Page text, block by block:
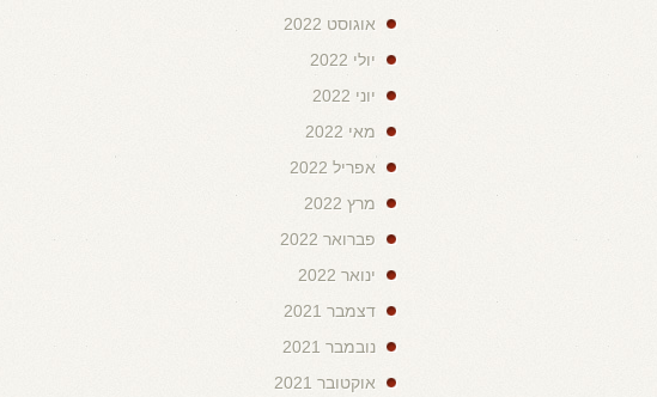
אוגוסט 2022
יולי 2022
יוני 2022
מאי 2022
אפריל 2022
מרץ 2022
פברואר 2022
ינואר 2022
דצמבר 2021
נובמבר 2021
אוקטובר 2021